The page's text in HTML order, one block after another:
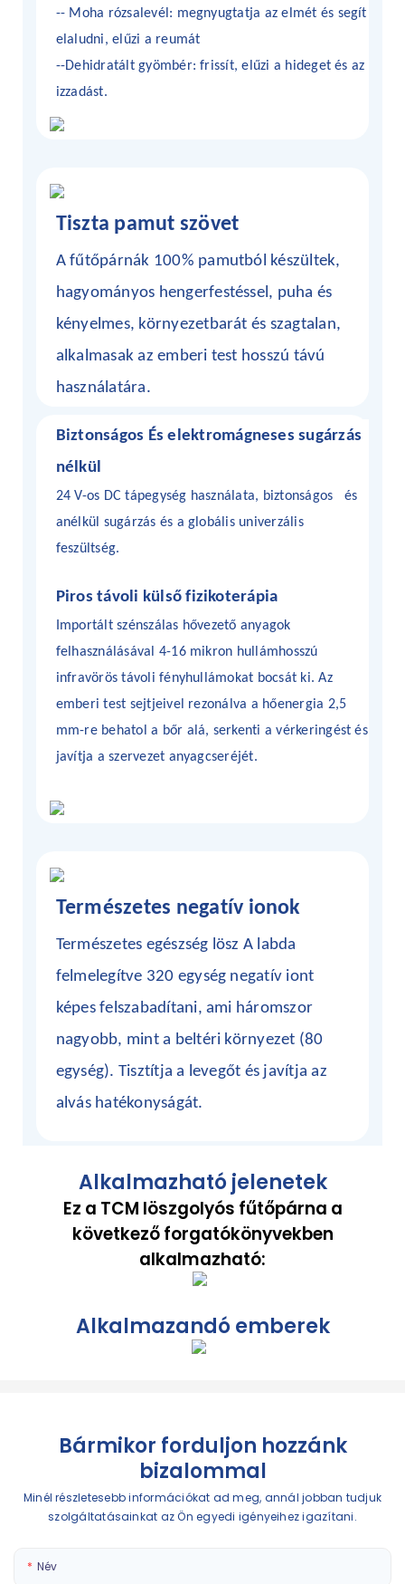
-- Moha rózsalevél: megnyugtatja az elmét és segít
elaludni, elűzi a reumát
--Dehidratált gyömbér: frissít, elűzi a hideget és az
izzadást.
Tiszta pamut szövet
A fűtőpárnák 100% pamutból készültek,
hagyományos hengerfestéssel, puha és
kényelmes, környezetbarát és szagtalan,
alkalmasak az emberi test hosszú távú
használatára.
Biztonságos Éselektromágneses sugárzás
nélkül
24 V-os DC tápegység használata, biztonságos
és
anélkül sugárzás és a globális univerzális
feszültség.
Piros távoli külső fizikoterápia
Importált szénszálas hővezető anyagok
felhasználásával 4-16 mikron hullámhosszú
infravörös távoli fényhullámokat bocsát ki. Az
emberi test sejtjeivel rezonálva a hőenergia 2,5
mm-re behatol a bőr alá, serkenti a vérkeringést és
javítja a szervezet anyagcseréjét.
Természetes negatív ionok
Természetes egészség lösz A labda
felmelegítve 320 egység negatív iont
képes felszabadítani, ami háromszor
nagyobb, mint a beltéri környezet (80
egység). Tisztítja a levegőt és javítja az
alvás hatékonyságát.
Alkalmazható jelenetek
Ez a TCM löszgolyós fűtőpárna a
következő forgatókönyvekben
alkalmazható:
Alkalmazandó emberek
Bármikor forduljon hozzánk
bizalommal
Minél részletesebb információkat ad meg, annál jobban tudjuk
szolgáltatásainkat az Ön egyedi igényeihez igazítani.
Név